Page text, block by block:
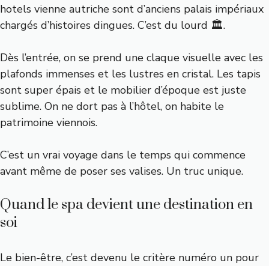
hotels vienne autriche sont d’anciens palais impériaux
chargés d’histoires dingues. C’est du lourd 🏛️.
Dès l’entrée, on se prend une claque visuelle avec les
plafonds immenses et les lustres en cristal. Les tapis
sont super épais et le mobilier d’époque est juste
sublime. On ne dort pas à l’hôtel, on habite le
patrimoine viennois.
C’est un vrai voyage dans le temps qui commence
avant même de poser ses valises. Un truc unique.
Quand le spa devient une destination en
soi
Le bien-être, c’est devenu le critère numéro un pour